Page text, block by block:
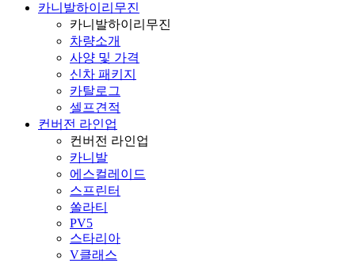
카니발하이리무진
카니발하이리무진
차량소개
사양 및 가격
신차 패키지
카탈로그
셀프견적
컨버전 라인업
컨버전 라인업
카니발
에스컬레이드
스프린터
쏠라티
PV5
스타리아
V클래스